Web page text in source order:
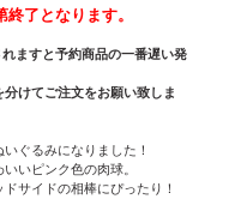
了となります。
ますと予約商品の一番遅い発
けてご注文をお願い致しま
ぐるみになりました！
いピンク色の肉球。
サイドの相棒にぴったり！